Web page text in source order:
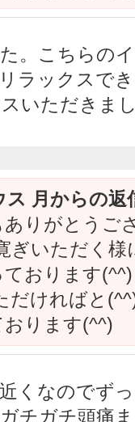
。こちらの
ラックスで
いただきま
ス 月からの返
りがとうご
ぎいただく様
おります
だければと
おります(^^)
くなのでず
チガチ頭痛